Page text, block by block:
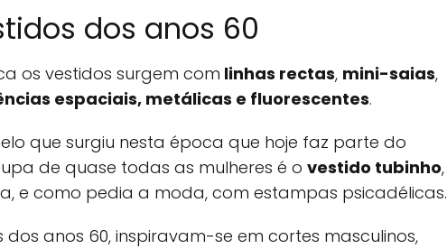
dos anos 60
os vestidos surgem com linhas rectas, mini-saias,
espaciais, metálicas e fluorescentes.
que surgiu nesta época que hoje faz parte do
de quase todas as mulheres é o vestido tubinho,
e como pedia a moda, com estampas psicadélicas.
dos anos 60, inspiravam-se em cortes masculinos,